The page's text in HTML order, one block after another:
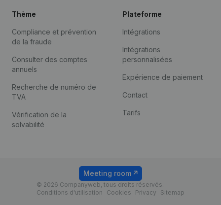
Thème
Compliance et prévention
de la fraude
Consulter des comptes
annuels
Recherche de numéro de
TVA
Vérification de la
solvabilité
Plateforme
Intégrations
Intégrations
personnalisées
Expérience de paiement
Contact
Tarifs
© 2026 Companyweb, tous droits réservés.
Conditions d'utilisation
Cookies Privacy Sitemap
Meeting room